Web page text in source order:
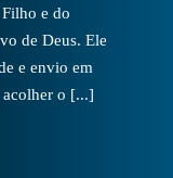
e do
de Deus. Ele
e envio em
acolher o [...]